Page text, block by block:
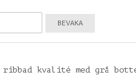
BEVAKA
kvalité med grå